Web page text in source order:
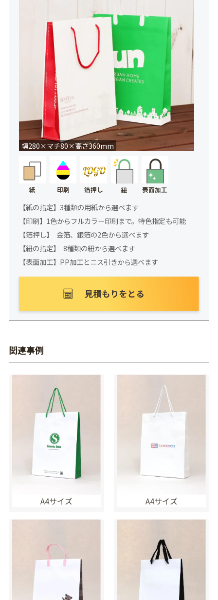
幅280×マチ80×高さ360mm
紙 印刷 箔押し 紐 表面加工
【紙の指定】3種類の用紙から選べます
【印刷】1色からフルカラー印刷まで。特色指定も可能
【箔押し】 金箔、銀箔の2色から選べます
【紐の指定】 8種類の紐から選べます
【表面加工】PP加工とニス引きから選べます
関連事例
A4サイズ A4サイズ